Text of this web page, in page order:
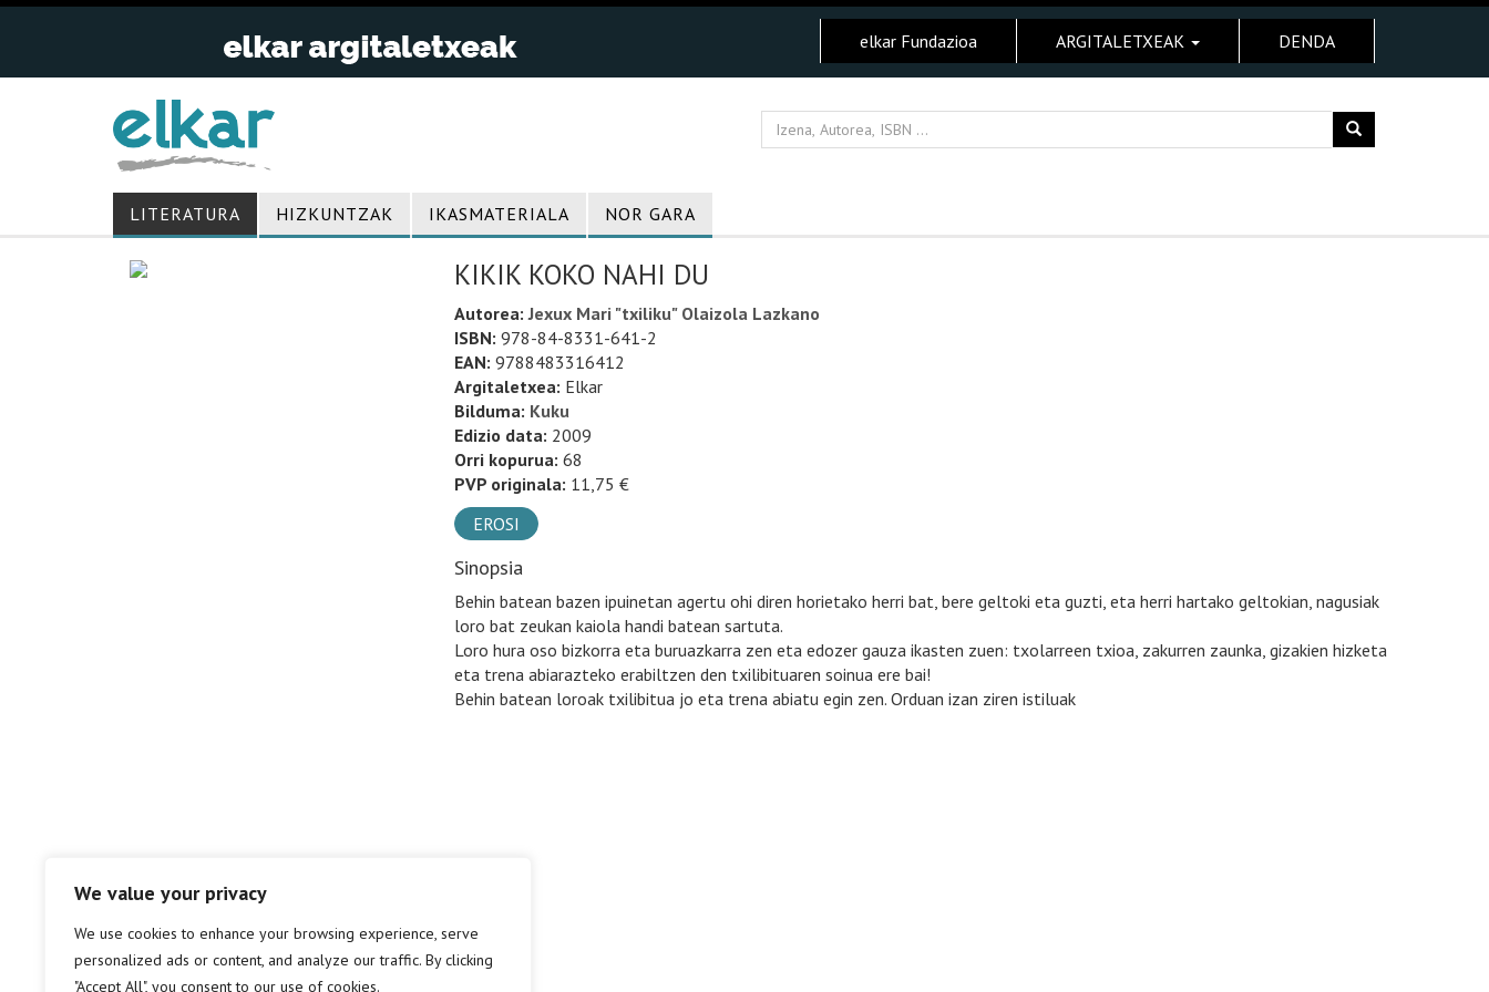
We value your privacy
We use cookies to enhance your browsing experience, serve
personalized ads or content, and analyze our traffic. By clicking
"Accept All", you consent to our use of cookies.
elkar Fundazioa ARGITALETXEAK DENDA
LITERATURA HIZKUNTZAK IKASMATERIALA NOR GARA
KIKIK KOKO NAHI DU
Autorea:Jexux Mari "txiliku" Olaizola Lazkano
ISBN: 978-84-8331-641-2
EAN: 9788483316412
Argitaletxea: Elkar
Bilduma: Kuku
Edizio data: 2009
Orri kopurua: 68
PVP originala: 11,75 €
EROSI
Sinopsia
Behin batean bazen ipuinetan agertu ohi diren horietako herri bat, bere geltoki eta guzti, eta herri hartako geltokian, nagusiak
loro bat zeukan kaiola handi batean sartuta.
Loro hura oso bizkorra eta buruazkarra zen eta edozer gauza ikasten zuen: txolarreen txioa, zakurren zaunka, gizakien hizketa
eta trena abiarazteko erabiltzen den txilibituaren soinua ere bai!
Behin batean loroak txilibitua jo eta trena abiatu egin zen. Orduan izan ziren istiluak